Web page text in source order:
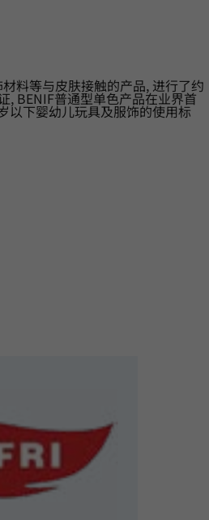
料等与皮肤接触的产品, 进行了约
, BENIF普通型单色产品在业界首
以下婴幼儿玩具及服饰的使用标